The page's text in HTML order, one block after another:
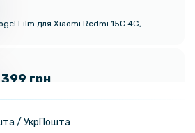
Film для Xiaomi Redmi 15C 4G,
399 грн
/ УкрПошта